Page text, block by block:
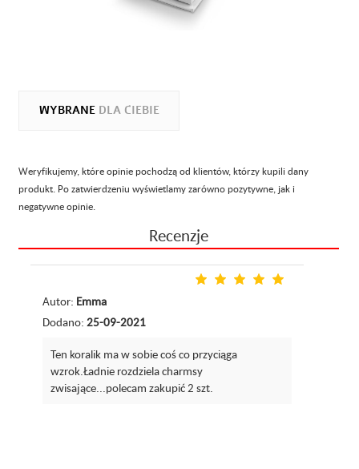
WYBRANEDLA CIEBIE
Weryfikujemy, które opinie pochodzą od klientów, którzy kupili dany
produkt. Po zatwierdzeniu wyświetlamy zarówno pozytywne, jak i
negatywne opinie.
Recenzje
Autor: Emma
Dodano:25-09-2021
Ten koralik ma w sobie coś co przyciąga
wzrok.Ładnie rozdziela charmsy
zwisające...polecam zakupić 2 szt.